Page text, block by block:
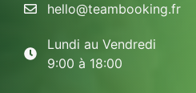
hello@teambooking.fr
Lundi au Vendredi
9:00 à 18:00